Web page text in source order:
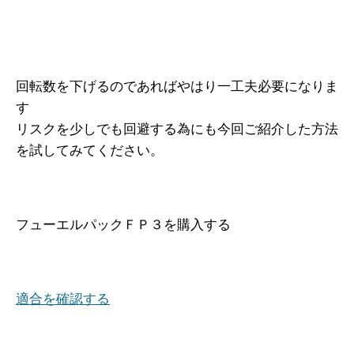
回転数を下げるのであればやはり一工夫必要になりま
す
リスクを少しでも回避する為にも今回ご紹介した方法
を試してみてください。
フューエルパックＦＰ３を購入する
適合を確認する